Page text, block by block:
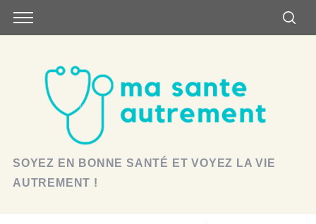
SOYEZ EN BONNE SANTÉ ET VOYEZ LA VIE
AUTREMENT !